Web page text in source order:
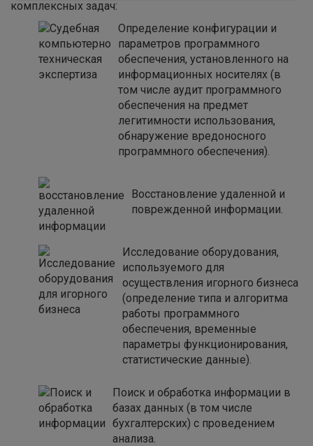
комплексных задач:
Определение конфигурации и
параметров программного
обеспечения, установленного на
информационных носителях (в
том числе аудит программного
обеспечения на предмет
легитимности использования,
обнаружение вредоносного
программного обеспечения).
Восстановление удаленной и
поврежденной информации.
Исследование оборудования,
используемого для
осуществления игорного бизнеса
(определение типа и алгоритма
работы программного
обеспечения, временные
параметры функционирования,
статистические данные).
Поиск и обработка информации в
базах данных (в том числе
бухгалтерских) с проведением
анализа.